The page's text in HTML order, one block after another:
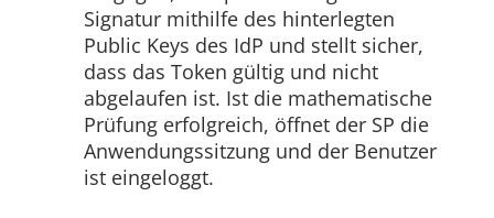
Signatur mithilfe des hinterlegten
Public Keys des IdP und stellt sicher,
dass das Token gültig und nicht
abgelaufen ist. Ist die mathematische
Prüfung erfolgreich, öffnet der SP die
Anwendungssitzung und der Benutzer
ist eingeloggt.